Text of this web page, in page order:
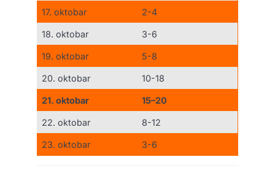
17. oktobar 2-4
18. oktobar 3-6
19. oktobar 5-8
20. oktobar 10-18
21. oktobar 15–20
22. oktobar 8-12
23. oktobar 3-6